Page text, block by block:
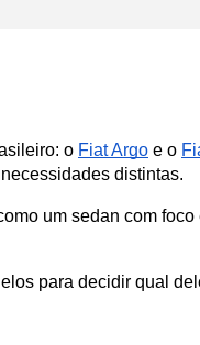
o Fiat Argo e o
distintas.
um sedan com foco
para decidir qual